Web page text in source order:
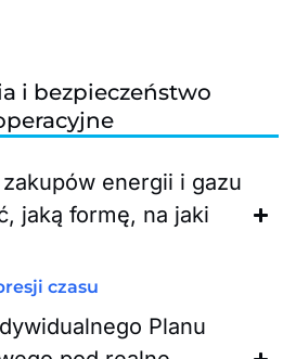
i bezpieczeństwo
energii i gazu
jaką formę, na jaki
czasu
Planu